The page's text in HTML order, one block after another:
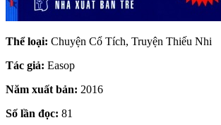
Thể loại: Chuyện Cổ Tích, Truyện Thiếu Nhi
Tác giả: Easop
Năm xuất bản: 2016
Số lần đọc: 81